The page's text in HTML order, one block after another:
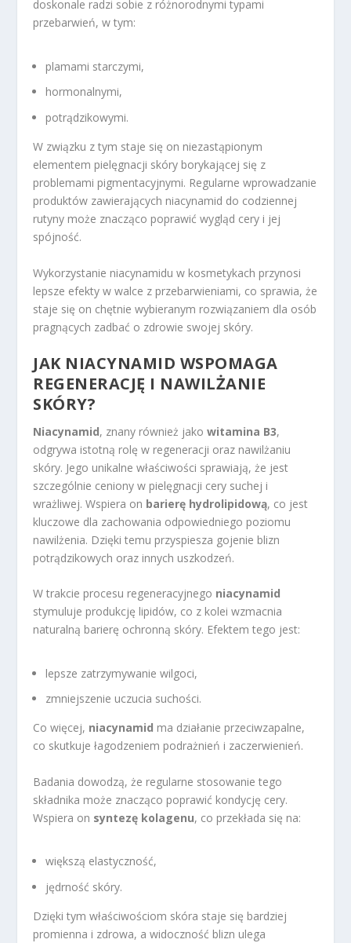
doskonale radzi sobie z różnorodnymi typami
przebarwień, w tym:
plamami starczymi,
hormonalnymi,
potrądzikowymi.
W związku z tym staje się on niezastąpionym
elementem pielęgnacji skóry borykającej się z
problemami pigmentacyjnymi. Regularne wprowadzanie
produktów zawierających niacynamid do codziennej
rutyny może znacząco poprawić wygląd cery i jej
spójność.
Wykorzystanie niacynamidu w kosmetykach przynosi
lepsze efekty w walce z przebarwieniami, co sprawia, że
staje się on chętnie wybieranym rozwiązaniem dla osób
pragnących zadbać o zdrowie swojej skóry.
JAK NIACYNAMID WSPOMAGA
REGENERACJĘ I NAWILŻANIE
SKÓRY?
Niacynamid, znany również jakowitamina B3,
odgrywa istotną rolę w regeneracji oraz nawilżaniu
skóry. Jego unikalne właściwości sprawiają, że jest
szczególnie ceniony w pielęgnacji cery suchej i
wrażliwej. Wspiera on barierę hydrolipidową, co jest
kluczowe dla zachowania odpowiedniego poziomu
nawilżenia. Dzięki temu przyspiesza gojenie blizn
potrądzikowych oraz innych uszkodzeń.
W trakcie procesu regeneracyjnego niacynamid
stymuluje produkcję lipidów, co z kolei wzmacnia
naturalną barierę ochronną skóry. Efektem tego jest:
lepsze zatrzymywanie wilgoci,
zmniejszenie uczucia suchości.
Co więcej, niacynamid ma działanie przeciwzapalne,
co skutkuje łagodzeniem podrażnień i zaczerwienień.
Badania dowodzą, że regularne stosowanie tego
składnika może znacząco poprawić kondycję cery.
Wspiera on syntezę kolagenu, co przekłada się na:
większą elastyczność,
jędrność skóry.
Dzięki tym właściwościom skóra staje się bardziej
promienna i zdrowa, a widoczność blizn ulega